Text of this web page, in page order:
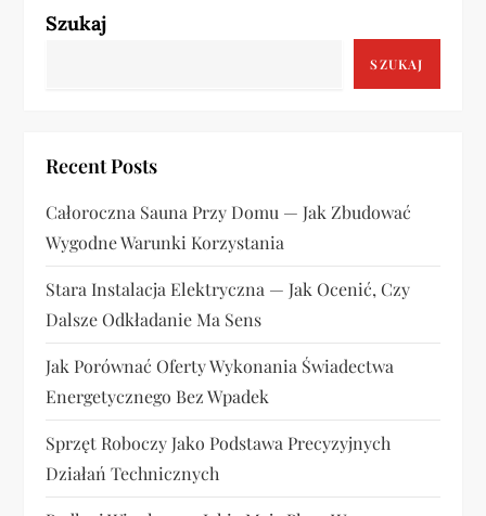
a
a
w
p
i
s
u
Szukaj
SZUKAJ
Recent Posts
Całoroczna Sauna Przy Domu — Jak Zbudować
Wygodne Warunki Korzystania
Stara Instalacja Elektryczna — Jak Ocenić, Czy
Dalsze Odkładanie Ma Sens
Jak Porównać Oferty Wykonania Świadectwa
Energetycznego Bez Wpadek
Sprzęt Roboczy Jako Podstawa Precyzyjnych
Działań Technicznych